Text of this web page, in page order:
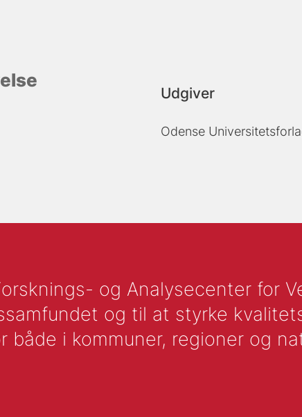
Udgiver
Odense
og Analysecenter for
og til at styrke
både i kommuner, regioner og